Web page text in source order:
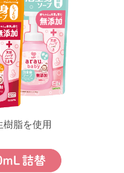
脂を使用